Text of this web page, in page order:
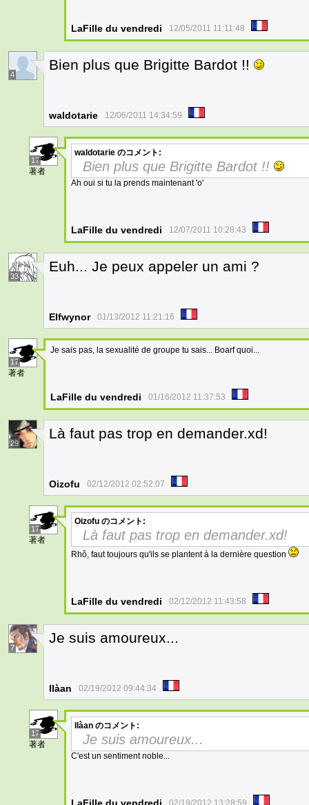
LaFille du vendredi 12/05/2011 11:11:48
4
Bien plus que Brigitte Bardot !!
waldotarie 12/06/2011 14:34:59
17
著者
waldotarie のコメント:
Bien plus que Brigitte Bardot !!
Ah oui si tu la prends maintenant 'o'
LaFille du vendredi 12/07/2011 10:28:43
33
Euh... Je peux appeler un ami ?
Elfwynor 01/13/2012 11:21:16
17
著者
Je sais pas, la sexualité de groupe tu sais... Boarf quoi...
LaFille du vendredi 01/16/2012 11:37:53
29
Là faut pas trop en demander.xd!
Oizofu 02/12/2012 02:52:07
17
著者
Oizofu のコメント:
Là faut pas trop en demander.xd!
Rhô, faut toujours qu'ils se plantent à la dernière question
LaFille du vendredi 02/12/2012 11:43:58
7
Je suis amoureux...
Ilàan 02/19/2012 09:44:34
17
著者
Ilàan のコメント:
Je suis amoureux...
C'est un sentiment noble...
02/19/2012 13:28:59